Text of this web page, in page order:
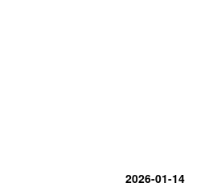
2026-01-14